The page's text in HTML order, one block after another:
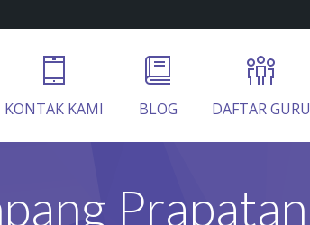
KONTAK KAMI BLOG DAFTAR GURU
Prapatan